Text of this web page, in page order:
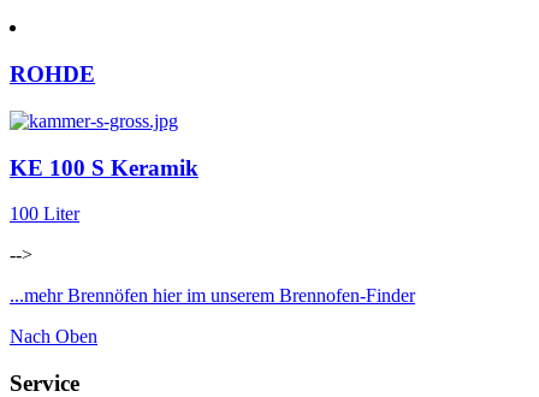
ROHDE
KE 100 S Keramik
100 Liter
-->
...mehr Brennöfen hier im unserem Brennofen-Finder
Nach Oben
Service